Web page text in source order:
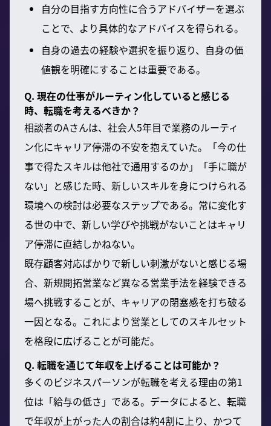
自分の目指す方向性に合うアドバイザーを選ぶ
ことで、より具体的なアドバイスを得られる。
自身の過去の経験や選択を振り返り、自身の価
値観を明確にすることは重要である。
Q. 現在の仕事がルーティン化していると感じる
時、転職を考えるべきか？
相談者のAさんは、社会人5年目で業務のルーティ
ン化にキャリア停滞の不安を抱えていた。「今の仕
事で得たスキルは他社で通用するのか」「手に職が
ない」と感じた時、新しいスキルを身につけられる
環境への検討は必要なステップである。常に変化す
る世の中で、新しい学びや挑戦がないことはキャリ
ア停滞に直結しかねない。
既存顧客対応ばかりで新しい刺激がないと感じる場
合、新規開拓営業など異なる営業手法を経験できる
場へ挑戦することが、キャリアの閉塞感を打ち破る
一因となる。これにより営業としてのスキルセット
を格段に広げることが可能だ。
Q. 転職を通じて年収を上げることは可能か？
多くのビジネスパーソンが転職を考える理由の第1
位は「給与の低さ」である。データによると、転職
で年収が上がった人の割合は約4割に上り、かつて